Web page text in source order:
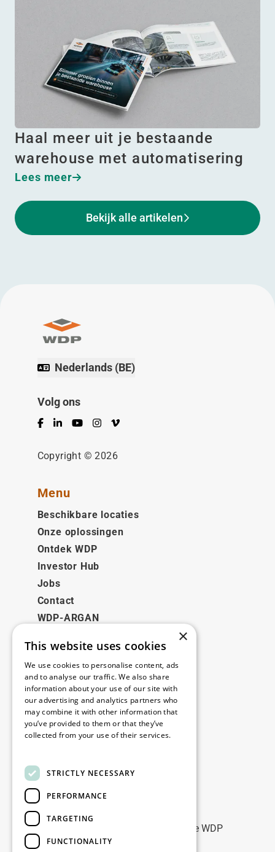
Haal meer uit je bestaande
warehouse met automatisering
Lees meer
Bekijk alle artikelen
Nederlands (BE)
Volg ons
Facebook
LinkedInYouTubeInstagram
Vimeo
Copyright © 2026
Menu
Beschikbare locaties
Onze oplossingen
Ontdek WDP
Investor Hub
Jobs
Contact
WDP-ARGAN
Juridisch
Disclaimer
Privacybeleid
Cookie Policy
Contact
Blijf op de hoogte
Blijf up-to-date: meld u aan voor onze WDP
Marketing nieuwsbrieven
×
This website uses cookies
We use cookies to personalise content, ads
and to analyse our traffic. We also share
information about your use of our site with
our advertising and analytics partners who
may combine it with other information that
you’ve provided to them or that they’ve
collected from your use of their services.
STRICTLY NECESSARY
PERFORMANCE
TARGETING
FUNCTIONALITY